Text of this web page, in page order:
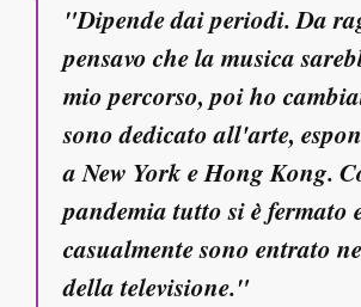
"Dipende dai periodi. Da
pensavo che la musica
mio percorso, poi ho
sono dedicato all'arte,
a New York e Hong Kong.
pandemia tutto si è fermato
casualmente sono entrato
della televisione."